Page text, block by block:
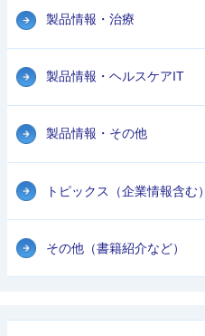
製品情報・治療
製品情報・ヘルスケアIT
製品情報・その他
トピックス（企業情報含む）
その他（書籍紹介など）